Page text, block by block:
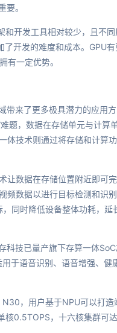
要。
开发工具相对较少，且不
开发的难度和成本。GPU
有一定优势。
来了更多极具潜力的应用
题，数据在存储单元与计算
技术则通过将存储和计算
让数据在存储位置附近即可
频数据以进行目标检测和识
同时降低设备整体功耗，
科技已量产旗下存算一体
于语音识别、语音增强、健
，用户基于NPU可以打
0.5TOPS，十六核集群可达